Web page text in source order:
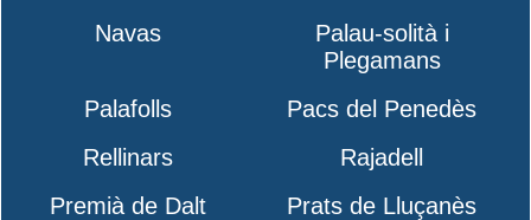
Navas
Palau-solità i
Plegamans
Palafolls
Pacs del Penedès
Rellinars
Rajadell
Premià de Dalt
Prats de Lluçanès